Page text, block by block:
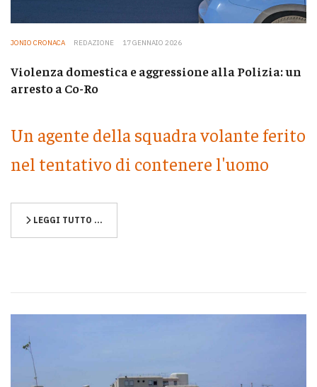
JONIO CRONACA REDAZIONE 17 GENNAIO 2026
Violenza domestica e aggressione alla Polizia: un
arresto a Co-Ro
Un agente della squadra volante ferito
nel tentativo di contenere l'uomo
LEGGI TUTTO …